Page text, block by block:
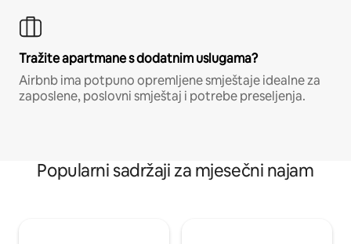
Tražite apartmane s dodatnim uslugama?
Airbnb ima potpuno opremljene smještaje idealne za
zaposlene, poslovni smještaj i potrebe preseljenja.
Popularni sadržaji za mjesečni najam